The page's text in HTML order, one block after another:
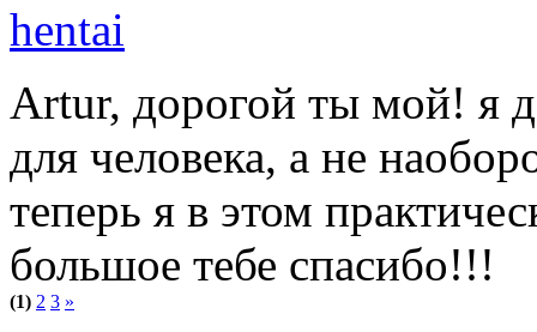
hentai
Artur, дорогой ты мой! я
для человека, а не
теперь я в этом
большое тебе спасибо!!!
(1) 2 3 »